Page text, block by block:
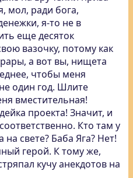
мол, ради бога,
я-то не в
еще десяток
вазочку, потому как
а вот вы, нищета
чтобы меня
один год. Шлите
вместительная!
проекта! Значит, и
Кто там у
свете? Баба Яга? Нет!
герой. К тому же,
кучу анекдотов на